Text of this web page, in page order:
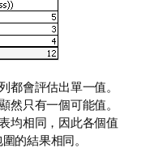
都會評估出單一值。
然只有一個可能值。
均相同，因此各個值
的結果相同。